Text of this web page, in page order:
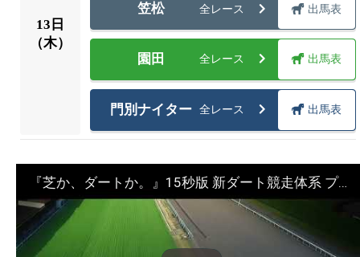
13 日
（木）
笠松 全レース 出馬表
園田 全レース 出馬表
門別ナイター 全レース 出馬表
『芝か、ダートか。』15秒版 新ダート競走体系 プロモーションムービー